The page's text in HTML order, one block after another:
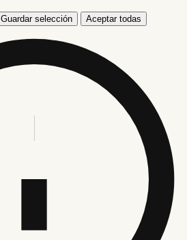
Guardar selección Aceptar todas